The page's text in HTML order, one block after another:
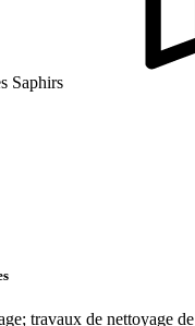
Saphirs
travaux de nettoyage